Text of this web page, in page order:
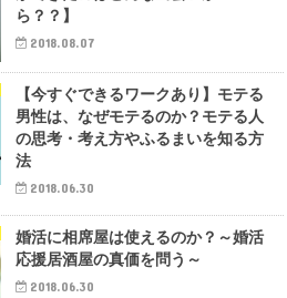
ら？？】
2018.08.07
【今すぐできるワークあり】モテる
男性は、なぜモテるのか？モテる人
の思考・考え方やふるまいを知る方
法
2018.06.30
婚活に相席屋は使えるのか？～婚活
応援居酒屋の真価を問う～
2018.06.30